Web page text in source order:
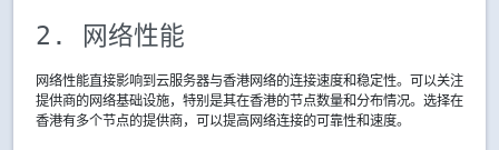
2. 网络性能
网络性能直接影响到云服务器与香港网络的连接速度和稳定性。可以关注
提供商的网络基础设施，特别是其在香港的节点数量和分布情况。选择在
香港有多个节点的提供商，可以提高网络连接的可靠性和速度。